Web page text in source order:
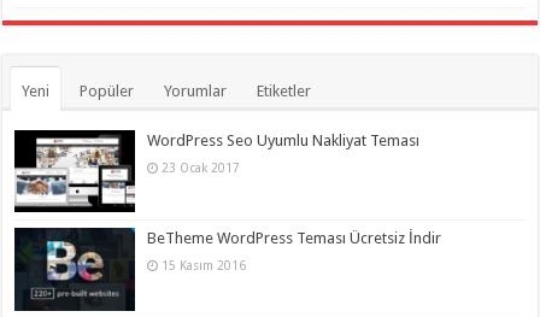
Yeni Popüler Yorumlar Etiketler
WordPress Seo Uyumlu Nakliyat Teması
23 Ocak 2017
BeTheme WordPress Teması Ücretsiz İndir
15 Kasım 2016